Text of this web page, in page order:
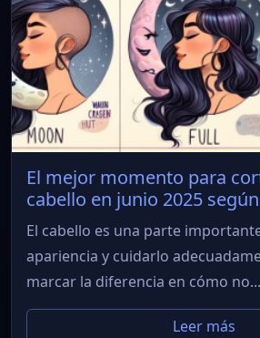
El mejor momento para
cabello en junio 2025
El cabello es una parte
apariencia y cuidarlo
marcar la diferencia en cómo no...
Leer más